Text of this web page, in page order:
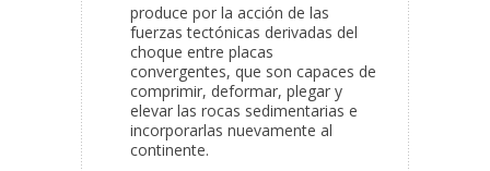
produce por la acción de las
fuerzas tectónicas derivadas del
choque entre placas
convergentes, que son capaces de
comprimir, deformar, plegar y
elevar las rocas sedimentarias e
incorporarlas nuevamente al
continente.